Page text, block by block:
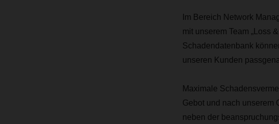
Im Bereich Network
mit unserem Team „Loss
Schadendatenbank
unseren Kunden
Maximale
Gebot und nach unserem
neben der